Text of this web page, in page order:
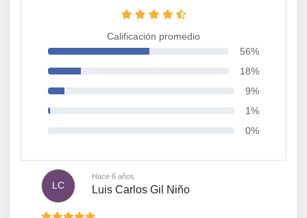
Calificación promedio
56%
18%
9%
1%
0%
LC
Hace 6 años
Luis Carlos Gil Niño